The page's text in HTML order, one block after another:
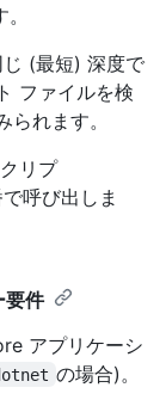
(最短) 深度で
ファイルを検
れます。
リプ
呼び出しま
要件
アプリケーシ
の場合)。